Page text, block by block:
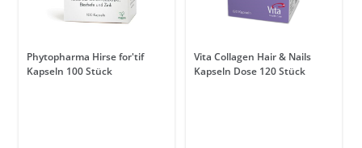
Phytopharma Hirse for'tif
Kapseln 100 Stück
Vita Collagen Hair & Nails
Kapseln Dose 120 Stück